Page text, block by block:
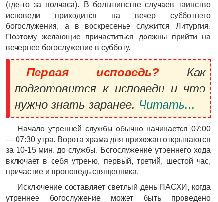
(где-то за полчаса). В большинстве случаев таинство
исповеди приходится на вечер субботнего
богослужения, а в воскресенье служится Литургия.
Поэтому желающие причаститься должны прийти на
вечернее богослужение в субботу.
Первая исповедь? Как
подготовится к исповеди и что
нужно знать заранее. Читать...
Начало утренней службы обычно начинается 07:00
— 07:30 утра. Ворота храма для прихожан открываются
за 10-15 мин. до службы. Богослужение утреннего хода
включает в себя утреню, первый, третий, шестой час,
причастие и проповедь священника.
Исключение составляет светлый день ПАСХИ, когда
утреннее богослужение может быть проведено